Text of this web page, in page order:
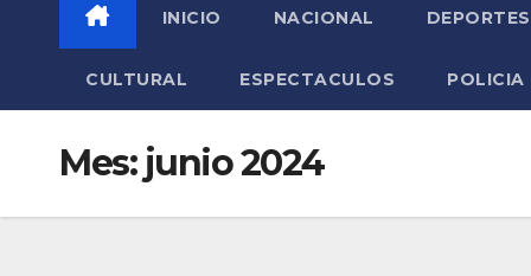
INICIO NACIONAL DEPORTES
CULTURAL ESPECTACULOS POLICIA
Mes: junio 2024